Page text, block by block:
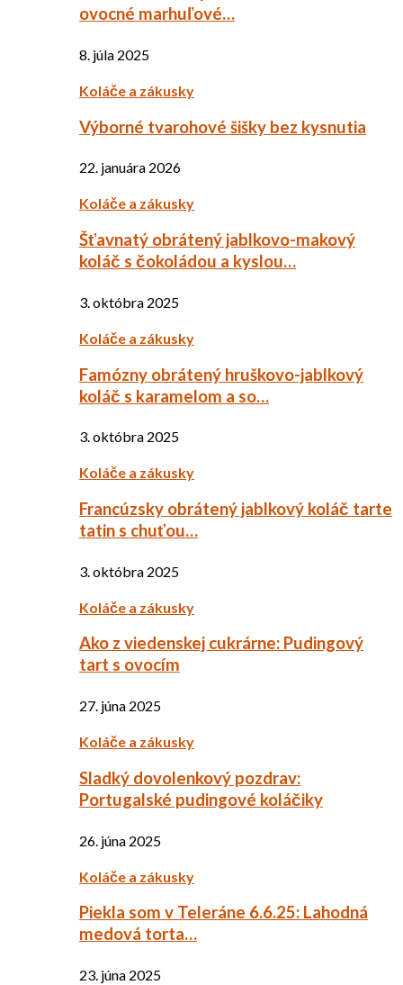
ovocné marhuľové…
8. júla 2025
Koláče a zákusky
Výborné tvarohové šišky bez kysnutia
22. januára 2026
Koláče a zákusky
Šťavnatý obrátený jablkovo-makový
koláč s čokoládou a kyslou…
3. októbra 2025
Koláče a zákusky
Famózny obrátený hruškovo-jablkový
koláč s karamelom a so…
3. októbra 2025
Koláče a zákusky
Francúzsky obrátený jablkový koláč tarte
tatin s chuťou…
3. októbra 2025
Koláče a zákusky
Ako z viedenskej cukrárne: Pudingový
tart s ovocím
27. júna 2025
Koláče a zákusky
Sladký dovolenkový pozdrav:
Portugalské pudingové koláčiky
26. júna 2025
Koláče a zákusky
Piekla som v Teleráne 6.6.25: Lahodná
medová torta…
23. júna 2025